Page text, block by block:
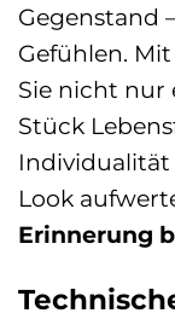
Gegenstand
Gefühlen.
Sie nicht nur
Stück
Individualität
Look
Erinnerung